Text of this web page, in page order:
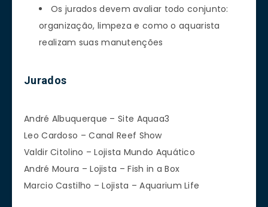
Os jurados devem avaliar todo conjunto:
organização, limpeza e como o aquarista
realizam suas manutenções
Jurados
André Albuquerque – Site Aquaa3
Leo Cardoso – Canal Reef Show
Valdir Citolino – Lojista Mundo Aquático
André Moura – Lojista – Fish in a Box
Marcio Castilho – Lojista – Aquarium Life